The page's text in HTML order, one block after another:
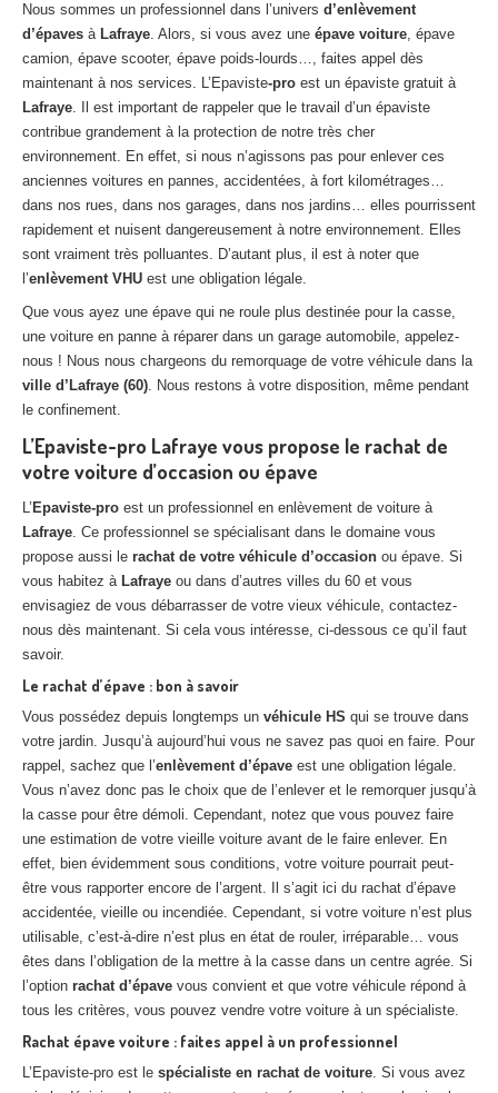
Centreagréé VHU 92 : casse auto avec destruction
Centreagréé VHU 93 : casse auto avec destruction
Centreagréé VHU 94 : casse auto avec destruction
Centreagréé VHU 95 : casse auto avec destruction
DOCUMENTSÀ JOINDRE
RACHATVÉHICULES
01 83 64 20 40
Nous sommes un professionnel dans l’univers d’enlèvement
d’épaves à Lafraye. Alors, si vous avez une épave voiture, épave
camion, épave scooter, épave poids-lourds…, faites appel dès
maintenant à nos services. L’Epaviste-pro est un épaviste gratuit à
Lafraye. Il est important de rappeler que le travail d’un épaviste
contribue grandement à la protection de notre très cher
environnement. En effet, si nous n’agissons pas pour enlever ces
anciennes voitures en pannes, accidentées, à fort kilométrages…
dans nos rues, dans nos garages, dans nos jardins… elles pourrissent
rapidement et nuisent dangereusement à notre environnement. Elles
sont vraiment très polluantes. D’autant plus, il est à noter que
l’enlèvement VHU est une obligation légale.
Que vous ayez une épave qui ne roule plus destinée pour la casse,
une voiture en panne à réparer dans un garage automobile, appelez-
nous ! Nous nous chargeons du remorquage de votre véhicule dans la
ville d’Lafraye (60). Nous restons à votre disposition, même pendant
le confinement.
L’Epaviste-pro Lafraye vous propose le rachat de
votre voiture d’occasion ou épave
L’ Epaviste-pro est un professionnel en enlèvement de voiture à
Lafraye. Ce professionnel se spécialisant dans le domaine vous
propose aussi le rachat de votre véhicule d’occasion ou épave. Si
vous habitez à Lafraye ou dans d’autres villes du 60 et vous
envisagiez de vous débarrasser de votre vieux véhicule, contactez-
nous dès maintenant. Si cela vous intéresse, ci-dessous ce qu’il faut
savoir.
Le rachat d’épave : bon à savoir
Vous possédez depuis longtemps un véhicule HS qui se trouve dans
votre jardin. Jusqu’à aujourd’hui vous ne savez pas quoi en faire. Pour
rappel, sachez que l’enlèvement d’épave est une obligation légale.
Vous n’avez donc pas le choix que de l’enlever et le remorquer jusqu’à
la casse pour être démoli. Cependant, notez que vous pouvez faire
une estimation de votre vieille voiture avant de le faire enlever. En
effet, bien évidemment sous conditions, votre voiture pourrait peut-
être vous rapporter encore de l’argent. Il s’agit ici du rachat d’épave
accidentée, vieille ou incendiée. Cependant, si votre voiture n’est plus
utilisable, c’est-à-dire n’est plus en état de rouler, irréparable… vous
êtes dans l’obligation de la mettre à la casse dans un centre agrée. Si
l’option rachat d’épave vous convient et que votre véhicule répond à
tous les critères, vous pouvez vendre votre voiture à un spécialiste.
Rachat épave voiture : faites appel à un professionnel
L’Epaviste-pro est le spécialiste en rachat de voiture. Si vous avez